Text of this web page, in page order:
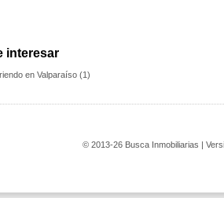
interesar
en Valparaíso (1)
© 2013-26 Busca Inmobiliarias |